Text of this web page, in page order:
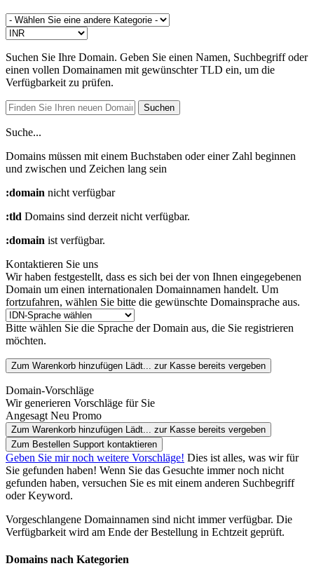
Suchen Sie Ihre Domain. Geben Sie einen Namen, Suchbegriff oder
einen vollen Domainamen mit gewünschter TLD ein, um die
Verfügbarkeit zu prüfen.
Suchen
Suche...
Domains müssen mit einem Buchstaben oder einer Zahl beginnen
und zwischen und Zeichen lang sein
:domain nicht verfügbar
:tld Domains sind derzeit nicht verfügbar.
:domain ist verfügbar.
Kontaktieren Sie uns
Wir haben festgestellt, dass es sich bei der von Ihnen eingegebenen
Domain um einen internationalen Domainnamen handelt. Um
fortzufahren, wählen Sie bitte die gewünschte Domainsprache aus.
Bitte wählen Sie die Sprache der Domain aus, die Sie registrieren
möchten.
Zum Warenkorb hinzufügen Lädt... zur Kasse bereits vergeben
Domain-Vorschläge
Wir generieren Vorschläge für Sie
Angesagt Neu Promo
Zum Warenkorb hinzufügen Lädt... zur Kasse bereits vergeben
Zum Bestellen Support kontaktieren
Geben Sie mir noch weitere Vorschläge! Dies ist alles, was wir für
Sie gefunden haben! Wenn Sie das Gesuchte immer noch nicht
gefunden haben, versuchen Sie es mit einem anderen Suchbegriff
oder Keyword.
Vorgeschlangene Domainnamen sind nicht immer verfügbar. Die
Verfügbarkeit wird am Ende der Bestellung in Echtzeit geprüft.
Domains nach Kategorien